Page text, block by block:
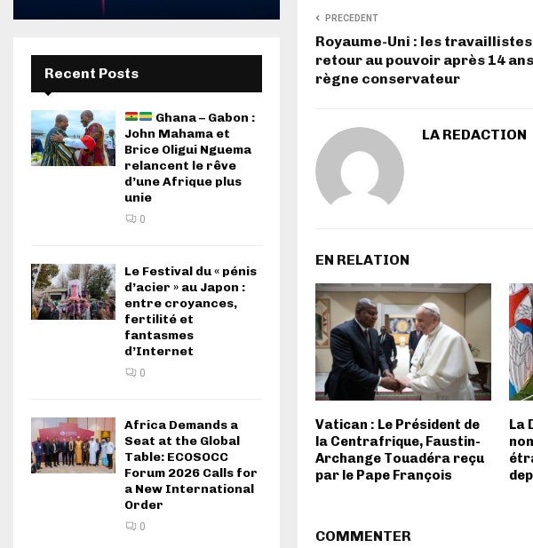
PRECEDENT
Royaume-Uni : les travaillistes
retour au pouvoir après 14
règne conservateur
LA REDACTION
EN RELATION
Vatican : Le Président de
la Centrafrique, Faustin-
Archange Touadéra reçu
par le Pape François
La
COMMENTER
Recent Posts
Ghana – Gabon :
John Mahama et
Brice Oligui Nguema
relancent le rêve
d’une Afrique plus
unie
0
Le Festival du « pénis
d’acier » au Japon :
entre croyances,
fertilité et
fantasmes
d’Internet
0
Africa Demands a
Seat at the Global
Table: ECOSOCC
Forum 2026 Calls for
a New International
Order
0